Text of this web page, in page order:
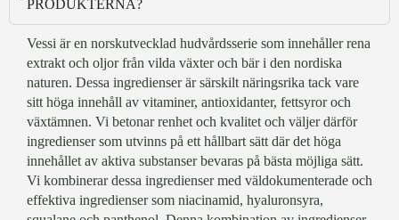
PRODUKTERNA?
Vessi är en norskutvecklad hudvårdsserie som innehåller rena
extrakt och oljor från vilda växter och bär i den nordiska
naturen. Dessa ingredienser är särskilt näringsrika tack vare
sitt höga innehåll av vitaminer, antioxidanter, fettsyror och
växtämnen. Vi betonar renhet och kvalitet och väljer därför
ingredienser som utvinns på ett hållbart sätt där det höga
innehållet av aktiva substanser bevaras på bästa möjliga sätt.
Vi kombinerar dessa ingredienser med väldokumenterade och
effektiva ingredienser som niacinamid, hyaluronsyra,